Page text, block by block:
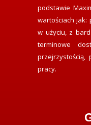
podstawie
wartościach jak:
w użyciu, z
terminowe
pracy.